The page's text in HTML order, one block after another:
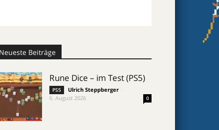
Beiträge
Rune Dice – im Test (PS5)
PS5 Ulrich Steppberger
6. August 2026
0